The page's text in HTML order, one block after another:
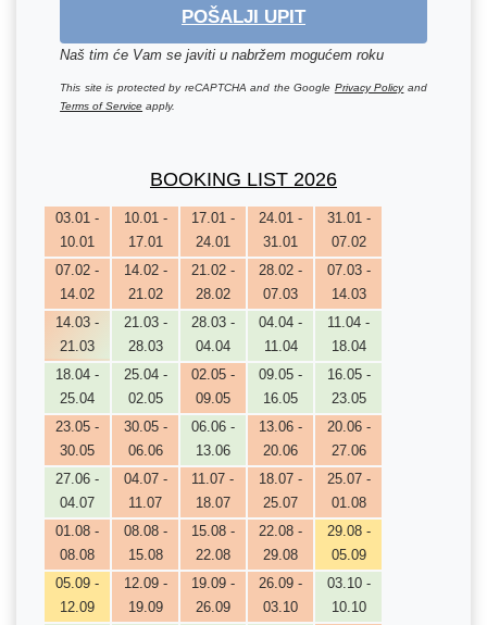
POŠALJI UPIT
Naš tim će Vam se javiti u nabržem mogućem roku
This site is protected by reCAPTCHA and the Google Privacy Policyand
Terms of Service apply.
BOOKING LIST 2026
03.01 -
10.01
10.01 -
17.01
17.01 -
24.01
24.01 -
31.01
31.01 -
07.02
07.02 -
14.02
14.02 -
21.02
21.02 -
28.02
28.02 -
07.03
07.03 -
14.03
14.03 -
21.03
21.03 -
28.03
28.03 -
04.04
04.04 -
11.04
11.04 -
18.04
18.04 -
25.04
25.04 -
02.05
02.05 -
09.05
09.05 -
16.05
16.05 -
23.05
23.05 -
30.05
30.05 -
06.06
06.06 -
13.06
13.06 -
20.06
20.06 -
27.06
27.06 -
04.07
04.07 -
11.07
11.07 -
18.07
18.07 -
25.07
25.07 -
01.08
01.08 -
08.08
08.08 -
15.08
15.08 -
22.08
22.08 -
29.08
29.08 -
05.09
05.09 -
12.09
12.09 -
19.09
19.09 -
26.09
26.09 -
03.10
03.10 -
10.10